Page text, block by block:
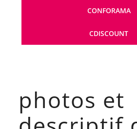
CONFORAMA
CDISCOUNT
photos et